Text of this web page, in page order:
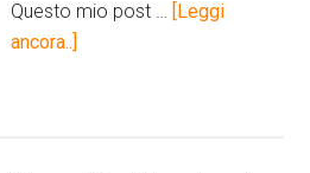
Questo mio post …
[Leggi
ancora..]